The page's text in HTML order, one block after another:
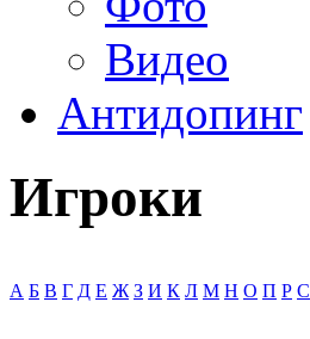
Видео
Антидопинг
Игроки
А Б В Г Д Е Ж З И К Л М Н О П Р С